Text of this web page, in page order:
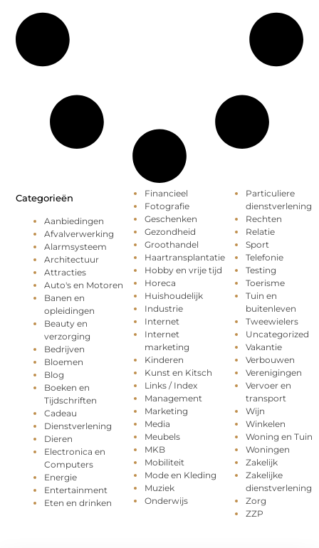
Categorieën
Aanbiedingen
Afvalverwerking
Alarmsysteem
Architectuur
Attracties
Auto's en Motoren
Banen en
opleidingen
Beauty en
verzorging
Bedrijven
Bloemen
Blog
Boeken en
Tijdschriften
Cadeau
Dienstverlening
Dieren
Electronica en
Computers
Energie
Entertainment
Eten en drinken
Financieel
Fotografie
Geschenken
Gezondheid
Groothandel
Haartransplantatie
Hobby en vrije tijd
Horeca
Huishoudelijk
Industrie
Internet
Internet
marketing
Kinderen
Kunst en Kitsch
Links / Index
Management
Marketing
Media
Meubels
MKB
Mobiliteit
Mode en Kleding
Muziek
Onderwijs
Particuliere
dienstverlening
Rechten
Relatie
Sport
Telefonie
Testing
Toerisme
Tuin en
buitenleven
Tweewielers
Uncategorized
Vakantie
Verbouwen
Verenigingen
Vervoer en
transport
Wijn
Winkelen
Woning en Tuin
Woningen
Zakelijk
Zakelijke
dienstverlening
Zorg
ZZP